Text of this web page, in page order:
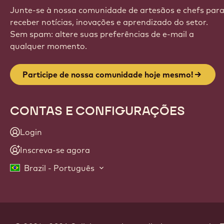
Junte-se à nossa comunidade de artesãos e chefs para
receber notícias, inovações e aprendizado do setor.
Sem spam: altere suas preferências de e-mail a
qualquer momento.
Participe de nossa comunidade hoje mesmo!
CONTAS E CONFIGURAÇÕES
Login
Inscreva-se agora
Brazil - Português